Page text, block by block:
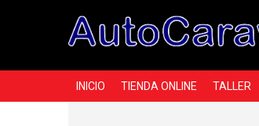
INICIO TIENDA ONLINE TALLER